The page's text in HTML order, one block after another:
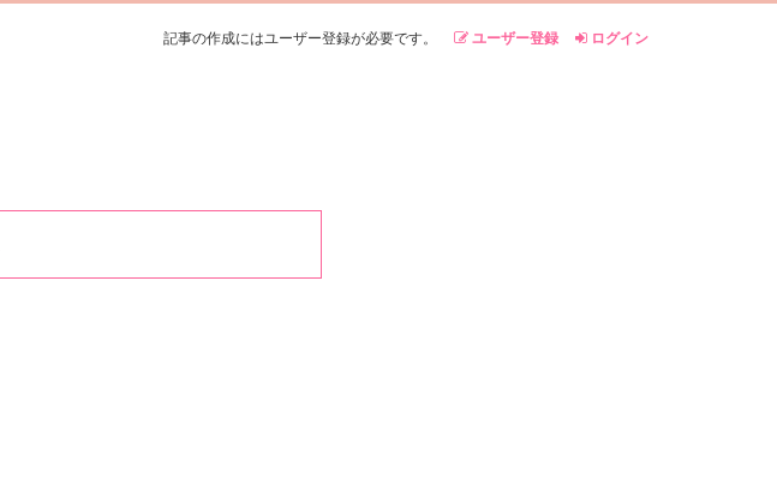
記事の作成にはユーザー登録が必要です。 ユーザー登録 ログイン